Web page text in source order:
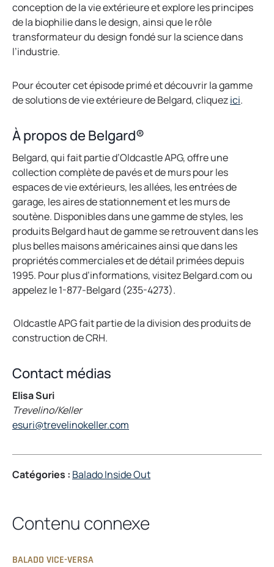
conception de la vie extérieure et explore les principes
de la biophilie dans le design, ainsi que le rôle
transformateur du design fondé sur la science dans
l’industrie.
Pour écouter cet épisode primé et découvrir la gamme
de solutions de vie extérieure de Belgard, cliquezici.
À propos de Belgard®
Belgard, qui fait partie d’Oldcastle APG, offre une
collection complète de pavés et de murs pour les
espaces de vie extérieurs, les allées, les entrées de
garage, les aires de stationnement et les murs de
soutène. Disponibles dans une gamme de styles, les
produits Belgard haut de gamme se retrouvent dans les
plus belles maisons américaines ainsi que dans les
propriétés commerciales et de détail primées depuis
1995. Pour plus d’informations, visitez Belgard.com ou
appelez le 1-877-Belgard (235-4273).
Oldcastle APG fait partie de la division des produits de
construction de CRH.
Contact médias
Elisa Suri
Trevelino/Keller
esuri@trevelinokeller.com
Catégories : Balado Inside Out
Contenu connexe
BALADO VICE-VERSA